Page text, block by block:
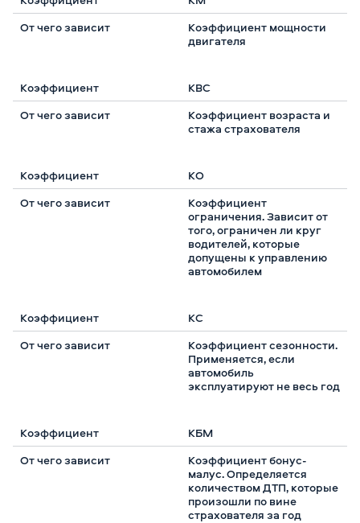
Коэффициент мощности
двигателя
КВС
Коэффициент возраста и
стажа страхователя
КО
Коэффициент
ограничения. Зависит от
того, ограничен ли круг
водителей, которые
допущены к управлению
автомобилем
КС
Коэффициент сезонности.
Применяется, если
автомобиль
эксплуатируют не весь год
КБМ
Коэффициент бонус-
малус. Определяется
количеством ДТП, которые
произошли по вине
страхователя за год